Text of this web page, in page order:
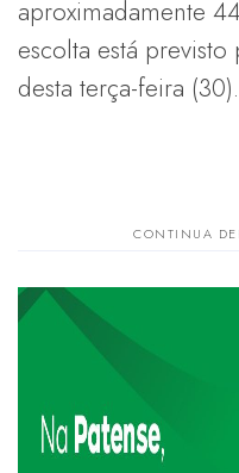
aproximadamente
escolta está
desta terça-feira (30).